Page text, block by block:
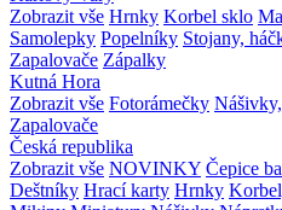
Zobrazit vše Hrnky Korbel sklo
Samolepky Popelníky Stojany,
Zapalovače Zápalky
Kutná Hora
Zobrazit vše Fotorámečky
Zapalovače
Česká republika
Zobrazit vše NOVINKY Čepice
Deštníky Hrací karty Hrnky